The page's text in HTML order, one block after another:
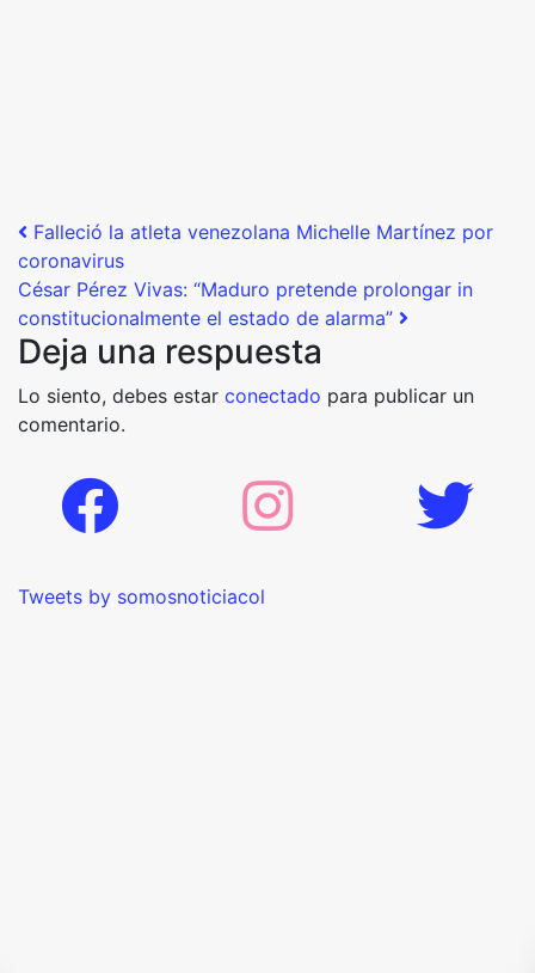
Post navigation
Falleció la atleta venezolana Michelle Martínez por
coronavirus
César Pérez Vivas: “Maduro pretende prolongar in
constitucionalmente el estado de alarma”
Deja una respuesta
Lo siento, debes estar conectado para publicar un
comentario.
Tweets by somosnoticiacol